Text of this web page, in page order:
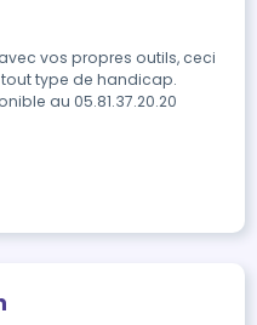
vos propres outils, ceci
type de handicap.
au 05.81.37.20.20